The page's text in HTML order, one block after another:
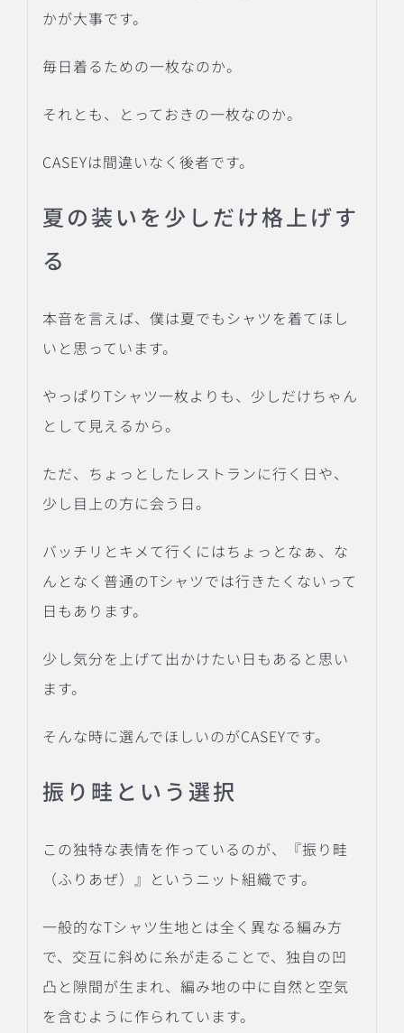
かが大事です。
毎日着るための一枚なのか。
それとも、とっておきの一枚なのか。
CASEYは間違いなく後者です。
夏の装いを少しだけ格上げす
る
本音を言えば、僕は夏でもシャツを着てほし
いと思っています。
やっぱりTシャツ一枚よりも、少しだけちゃん
として見えるから。
ただ、ちょっとしたレストランに行く日や、
少し目上の方に会う日。
バッチリとキメて行くにはちょっとなぁ、な
んとなく普通のTシャツでは行きたくないって
日もあります。
少し気分を上げて出かけたい日もあると思い
ます。
そんな時に選んでほしいのがCASEYです。
振り畦という選択
この独特な表情を作っているのが、『振り畦
（ふりあぜ）』というニット組織です。
一般的なTシャツ生地とは全く異なる編み方
で、交互に斜めに糸が走ることで、独自の凹
凸と隙間が生まれ、編み地の中に自然と空気
を含むように作られています。